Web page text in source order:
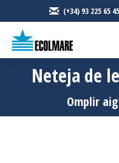
(+34) 93 225 65 45
Neteja de
Omplir